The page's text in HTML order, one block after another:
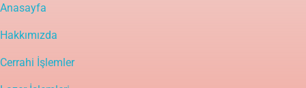
Anasayfa
Hakkımızda
Cerrahi İşlemler